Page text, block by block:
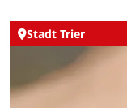
Stadt Trier